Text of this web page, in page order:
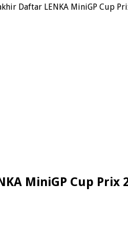
Daftar LENKA MiniGP Cup
MiniGP Cup Prix